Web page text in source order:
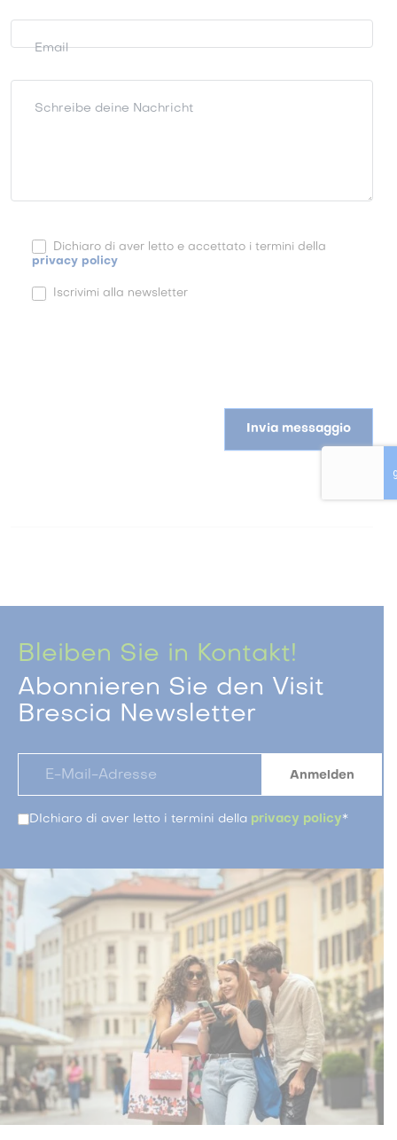
Email
Schreibe deine Nachricht
Dichiaro di aver letto e accettato i termini della
privacy policy
Iscrivimi alla newsletter
Invia messaggio
Bleiben Sie in Kontakt!
Abonnieren Sie den Visit
Brescia Newsletter
DIchiaro di aver letto i termini della privacy policy*